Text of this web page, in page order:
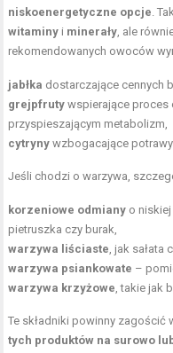
niskoenergetyczne opcje.
witaminy i minerały, ale
rekomendowanych owoców
jabłka dostarczające cennych
grejpfruty wspierające proces
przyspieszającym metabolizm,
cytryny wzbogacające
Jeśli chodzi o warzywa,
korzeniowe odmiany o
pietruszka czy burak,
warzywa liściaste, jak sałata
warzywa psiankowate –
warzywa krzyżowe, takie jak
Te składniki powinny
tych produktów na surowo